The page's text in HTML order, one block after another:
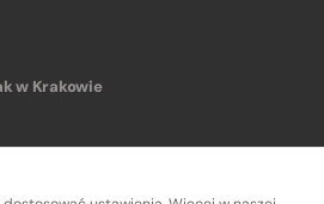
w Krakowie